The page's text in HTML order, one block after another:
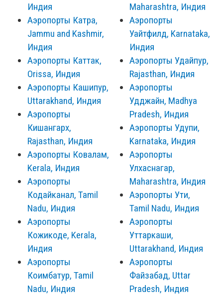
Индия
Аэропорты Катра,
Jammu and Kashmir,
Индия
Аэропорты Каттак,
Orissa, Индия
Аэропорты Кашипур,
Uttarakhand, Индия
Аэропорты
Кишангарх,
Rajasthan, Индия
Аэропорты Ковалам,
Kerala, Индия
Аэропорты
Кодайканал, Tamil
Nadu, Индия
Аэропорты
Кожикоде, Kerala,
Индия
Аэропорты
Коимбатур, Tamil
Nadu, Индия
Maharashtra, Индия
Аэропорты
Уайтфилд, Karnataka,
Индия
Аэропорты Удайпур,
Rajasthan, Индия
Аэропорты
Удджайн, Madhya
Pradesh, Индия
Аэропорты Удупи,
Karnataka, Индия
Аэропорты
Улхаснагар,
Maharashtra, Индия
Аэропорты Ути,
Tamil Nadu, Индия
Аэропорты
Уттаркаши,
Uttarakhand, Индия
Аэропорты
Файзабад, Uttar
Pradesh, Индия